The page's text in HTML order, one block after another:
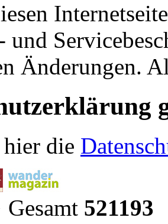
und
Änderungen.
die
Gesamt 521193